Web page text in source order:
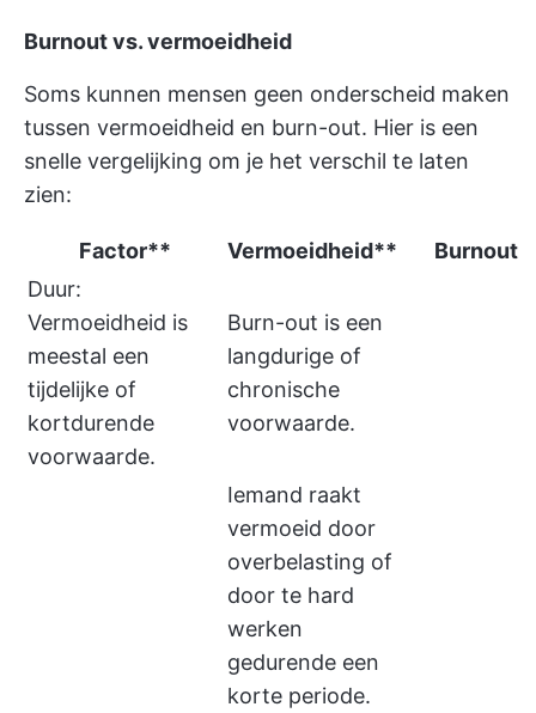
Burnout vs. vermoeidheid
Soms kunnen mensen geen onderscheid maken
tussen vermoeidheid en burn-out. Hier is een
snelle vergelijking om je het verschil te laten
zien:
Factor** Vermoeidheid**
Burnout
Duur:
Vermoeidheid is
meestal een
tijdelijke of
kortdurende
voorwaarde.
Burn-out is een
langdurige of
chronische
voorwaarde.
Iemand raakt
vermoeid door
overbelasting of
door te hard
werken
gedurende een
korte periode.